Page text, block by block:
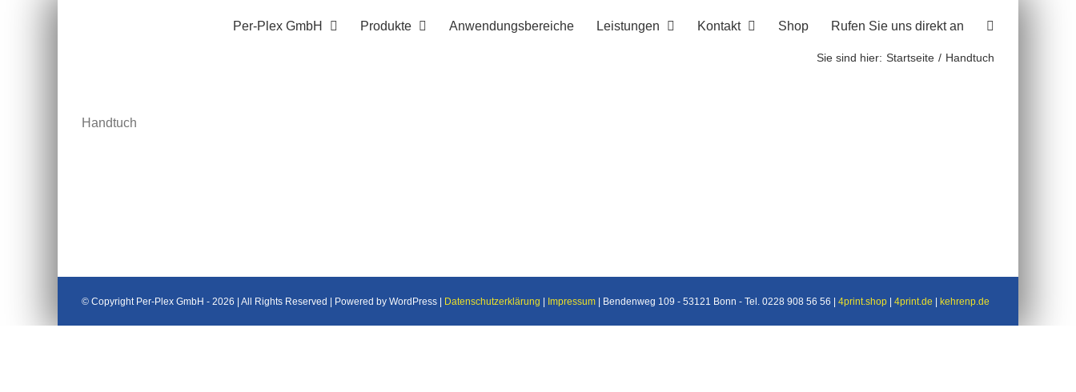
Per-Plex GmbH Produkte Anwendungsbereiche Leistungen Kontakt Shop Rufen Sie uns direkt an
Sie sind hier: Startseite Handtuch
Handtuch
© Copyright Per-Plex GmbH - 2026 | All Rights Reserved | Powered by WordPress | Datenschutzerklärung Impressum | Bendenweg 109 - 53121 Bonn - Tel. 0228 908 56 56 | 4print.shop 4print.de kehrenp.de